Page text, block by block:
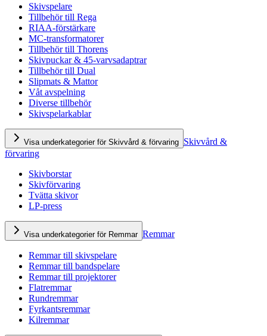
Skivspelare
Tillbehör till Rega
RIAA-förstärkare
MC-transformatorer
Tillbehör till Thorens
Skivpuckar & 45-varvsadaptrar
Tillbehör till Dual
Slipmats & Mattor
Våt avspelning
Diverse tillbehör
Skivspelarkablar
Visa underkategorier för Skivvård & förvaring Skivvård &
förvaring
Skivborstar
Skivförvaring
Tvätta skivor
LP-press
Visa underkategorier för Remmar Remmar
Remmar till skivspelare
Remmar till bandspelare
Remmar till projektorer
Flatremmar
Rundremmar
Fyrkantsremmar
Kilremmar